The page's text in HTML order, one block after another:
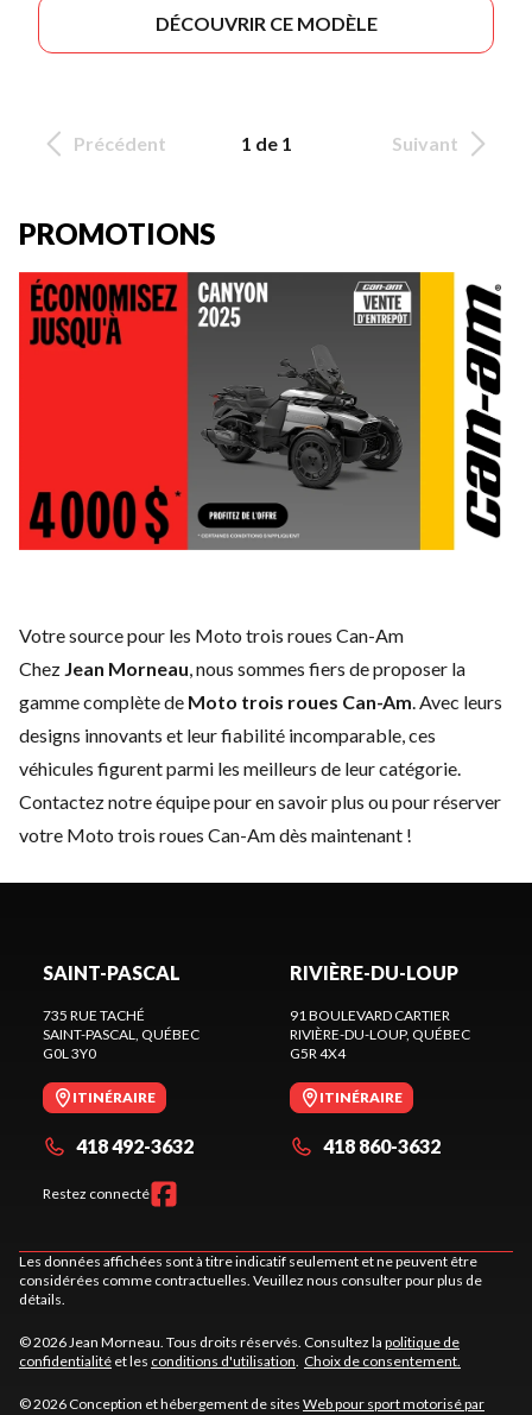
DÉCOUVRIR CE MODÈLE
Précédent 1 de 1 Suivant
PROMOTIONS
Votre source pour les Moto trois roues Can-Am
Chez Jean Morneau, nous sommes fiers de proposer la
gamme complète de Moto trois roues Can-Am. Avec leurs
designs innovants et leur fiabilité incomparable, ces
véhicules figurent parmi les meilleurs de leur catégorie.
Contactez notre équipepour en savoir plus ou pour réserver
votre Moto trois roues Can-Am dès maintenant !
SAINT-PASCAL
735 RUE TACHÉ
SAINT-PASCAL, QUÉBEC
G0L 3Y0
ITINÉRAIRE
418 492-3632
Restez connecté
RIVIÈRE-DU-LOUP
91 BOULEVARD CARTIER
RIVIÈRE-DU-LOUP, QUÉBEC
G5R 4X4
ITINÉRAIRE
418 860-3632
Les données affichées sont à titre indicatif seulement et ne peuvent être
considérées comme contractuelles. Veuillez nous consulter pour plus de
détails.
© 2026 Jean Morneau. Tous droits réservés. Consultez la politique de
confidentialité et les conditions d'utilisation. Choix de consentement.
© 2026 Conception et hébergement de sites Web pour sport motorisé par